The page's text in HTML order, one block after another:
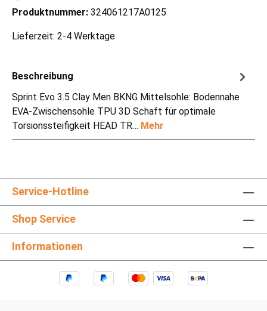
Produktnummer: 324061217A0125
Lieferzeit: 2-4 Werktage
Beschreibung
Sprint Evo 3.5 Clay Men BKNG Mittelsohle: Bodennahe
EVA-Zwischensohle TPU 3D Schaft für optimale
Torsionssteifigkeit HEAD TR… Mehr
Service-Hotline
Shop Service
Informationen